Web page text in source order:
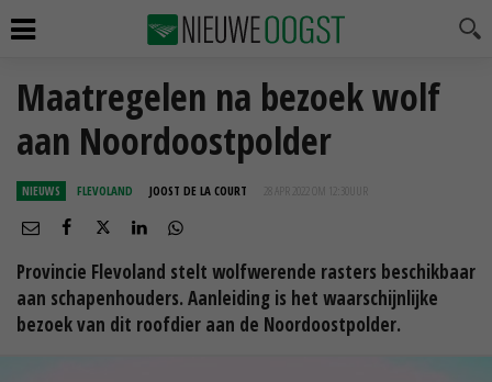
Maatregelen na bezoek wolf
aan Noordoostpolder
NIEUWS FLEVOLAND JOOST DE LA COURT 28 APR 2022 OM 12:30
Provincie Flevoland stelt wolfwerende rasters beschikbaar
aan schapenhouders. Aanleiding is het waarschijnlijke
bezoek van dit roofdier aan de Noordoostpolder.